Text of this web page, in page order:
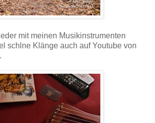
mit meinen Musikinstrumenten
schlne Klänge auch auf Youtube von